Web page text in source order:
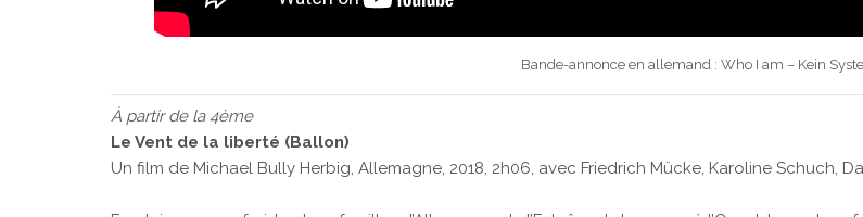
Bande-annonce en allemand : Who I am – Kein
À partir de la 4ème
Le Vent de la liberté (Ballon)
Un film de Michael Bully Herbig, Allemagne, 2018, 2h06, avec Friedrich Mücke, Karoline Schuch,